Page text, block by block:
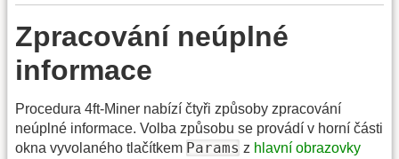
Zpracování neúplné
informace
Procedura 4ft-Miner nabízí čtyři způsoby zpracování
neúplné informace. Volba způsobu se provádí v horní části
okna vyvolaného tlačítkem Params z hlavní obrazovky